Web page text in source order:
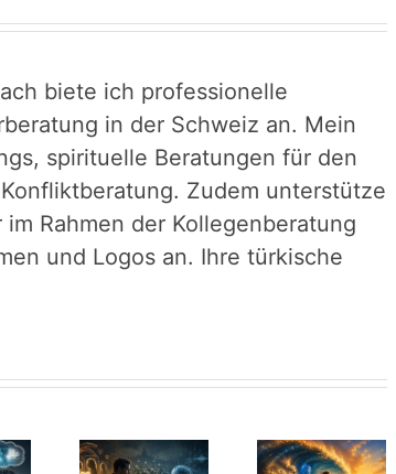
biete ich professionelle
in der Schweiz an. Mein
spirituelle Beratungen für den
Zudem unterstütze
Rahmen der Kollegenberatung
und Logos an. Ihre türkische